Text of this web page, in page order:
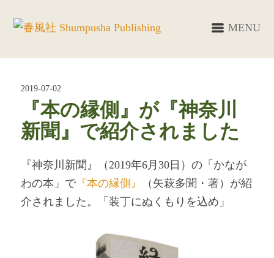
MENU
2019-07-02
『本の縁側』が『神奈川
新聞』で紹介されました
『神奈川新聞』（2019年6月30日）の「かなが
わの本」で『本の縁側』
（矢萩多聞・著）が紹
介されました。「装丁にぬくもりを込め」